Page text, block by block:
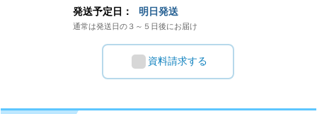
発送予定日：
明日発送
通常は発送日の３～５日後にお届け
資料請求する